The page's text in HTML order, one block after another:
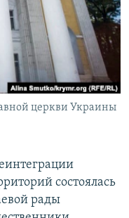
церкви Украины
состоялась
рады